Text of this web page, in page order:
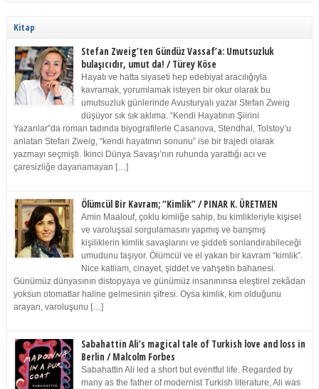
Kitap
Stefan Zweig’ten Gündüz Vassaf’a: Umutsuzluk
bulaşıcıdır, umut da! / Türey Köse
Hayatı ve hatta siyaseti hep edebiyat aracılığıyla
kavramak, yorumlamak isteyen bir okur olarak bu
umutsuzluk günlerinde Avusturyalı yazar Stefan Zweig
düşüyor sık sık aklıma. “Kendi Hayatının Şiirini
Yazanlar”da roman tadında biyografilerle Casanova, Stendhal, Tolstoy’u
anlatan Stefan Zweig, “kendi hayatının sonunu” ise bir trajedi olarak
yazmayı seçmişti. İkinci Dünya Savaşı’nın ruhunda yarattığı acı ve
çaresizliğe dayanamayan […]
Ölümcül Bir Kavram; “Kimlik” / PINAR K. ÜRETMEN
Amin Maalouf, çoklu kimliğe sahip, bu kimlikleriyle kişisel
ve varoluşsal sorgulamasını yapmış ve barışmış
kişiliklerin kimlik savaşlarını ve şiddeti sonlandırabileceği
umudunu taşıyor. Ölümcül ve el yakan bir kavram “kimlik”.
Nice katliam, cinayet, şiddet ve vahşetin bahanesi.
Günümüz dünyasının distopyaya ve günümüz insanınınsa eleştirel zekâdan
yoksun otomatlar haline gelmesinin şifresi. Oysa kimlik, kim olduğunu
arayan, varoluşunu […]
Sabahattin Ali’s magical tale of Turkish love and loss in
Berlin / Malcolm Forbes
Sabahattin Ali led a short but eventful life. Regarded by
many as the father of modernist Turkish literature, Ali was